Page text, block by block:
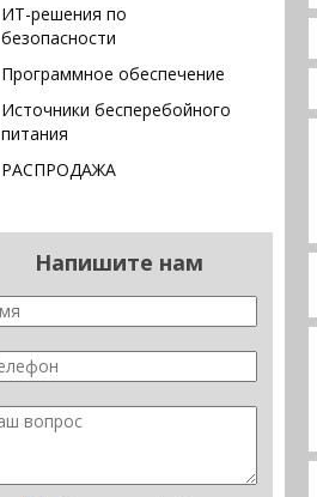
ИТ-решения по
безопасности
Программное обеспечение
Источники бесперебойного
питания
РАСПРОДАЖА
Напишите нам